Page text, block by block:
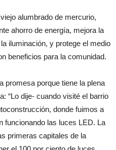
alumbrado de mercurio,
ahorro de energía, mejora la
iluminación, y protege el medio
beneficios para la comunidad.
promesa porque tiene la plena
“Lo dije- cuando visité el barrio
donde fuimos a
funcionando las luces LED. La
primeras capitales de la